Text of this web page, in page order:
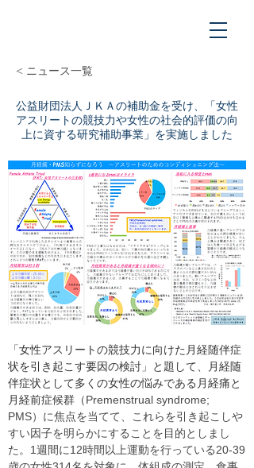
< ニュース一覧
公益財団法人ＪＫＡの補助金を受け、「女性
アスリートの競技力や女性の社会的評価の向
上に資する研究補助事業」を実施しました
「女性アスリートの競技力に向けた月経随伴症
状を引き起こす要因の検討」と題して、月経随
伴症状として多くの女性の悩みである月経痛と
月経前症候群（Premenstrual syndrome;
PMS）に焦点を当てて、これらを引き起こしや
すい因子を明らかにすることを目的としまし
た。1週間に12時間以上運動を行っている20-39